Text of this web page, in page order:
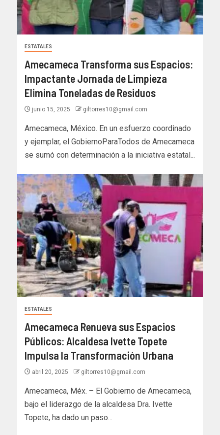
ESTATALES
Amecameca Transforma sus Espacios:
Impactante Jornada de Limpieza
Elimina Toneladas de Residuos
junio 15, 2025 giltorres10@gmail.com
Amecameca, México. En un esfuerzo coordinado
y ejemplar, el GobiernoParaTodos de Amecameca
se sumó con determinación a la iniciativa estatal...
ESTATALES
Amecameca Renueva sus Espacios
Públicos: Alcaldesa Ivette Topete
Impulsa la Transformación Urbana
abril 20, 2025 giltorres10@gmail.com
Amecameca, Méx. – El Gobierno de Amecameca,
bajo el liderazgo de la alcaldesa Dra. Ivette
Topete, ha dado un paso...